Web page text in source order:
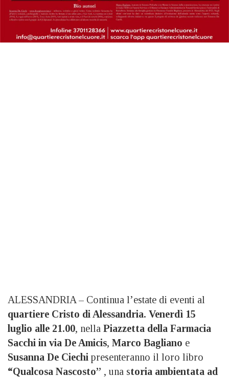
ALESSANDRIA – Continua l’estate di eventi al
quartiere Cristo di Alessandria. Venerdì 15
luglio alle 21.00, nella Piazzetta della Farmacia
Sacchi in via De Amicis, Marco Bagliano e
Susanna De Ciechi presenteranno il loro libro
“Qualcosa Nascosto” , una storia ambientata ad